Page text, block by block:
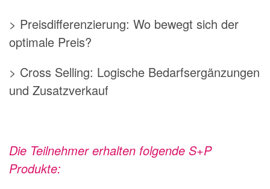
> Preisdifferenzierung: Wo bewegt sich der
optimale Preis?
> Cross Selling: Logische Bedarfsergänzungen
und Zusatzverkauf
Die Teilnehmer erhalten folgende S+P
Produkte: